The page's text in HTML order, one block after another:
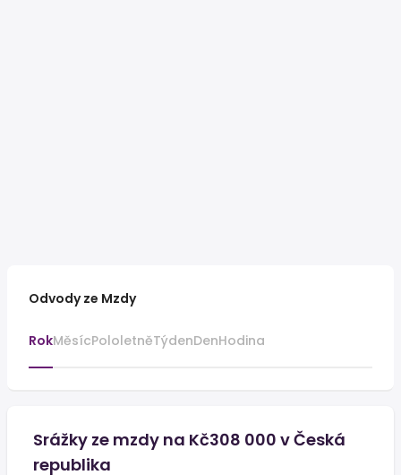
Odvody ze Mzdy
RokMěsícPololetněTýdenDenHodina
Srážky ze mzdy na Kč308 000 v Česká
republika